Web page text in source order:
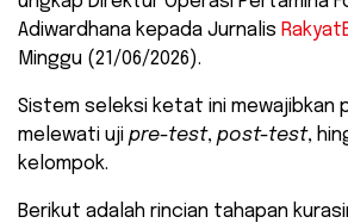
Adiwardhana kepada Jurnalis
Minggu (21/06/2026).
​Sistem seleksi ketat ini mewajibkan
melewati uji pre-test, post-test,
kelompok.
Berikut adalah rincian tahapan